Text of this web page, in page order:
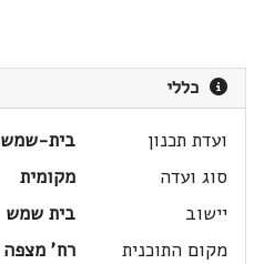
כללי
ועדת תכנון
בית-שמש
סוג ועדה
מקומית
יישוב
בית שמש
מקום התוכנית